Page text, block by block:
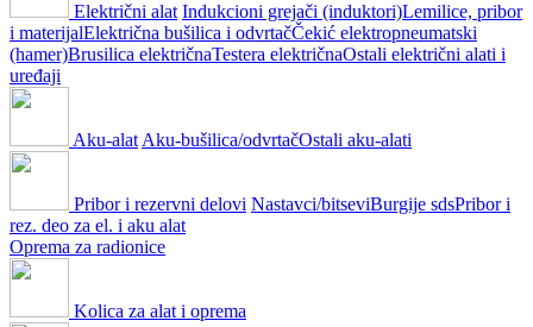
Električni alat Indukcioni grejači (induktori)Lemilice, pribor
i materijalElektrična bušilica i odvrtačČekić elektropneumatski
(hamer)Brusilica električnaTestera električnaOstali električni alati i
uređaji
Aku-alat Aku-bušilica/odvrtačOstali aku-alati
Pribor i rezervni delovi Nastavci/bitseviBurgije sdsPribor i
rez. deo za el. i aku alat
Oprema za radionice
Kolica za alat i oprema